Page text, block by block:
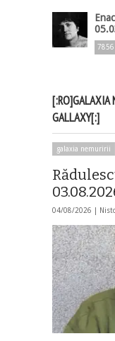
7856
[:RO]GALAXIA
GALLAXY[:]
galaxia nemuririi
04/08/2026 |